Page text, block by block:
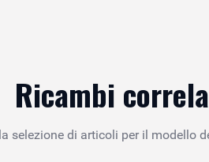
Ricambi
selezione di articoli per il modello